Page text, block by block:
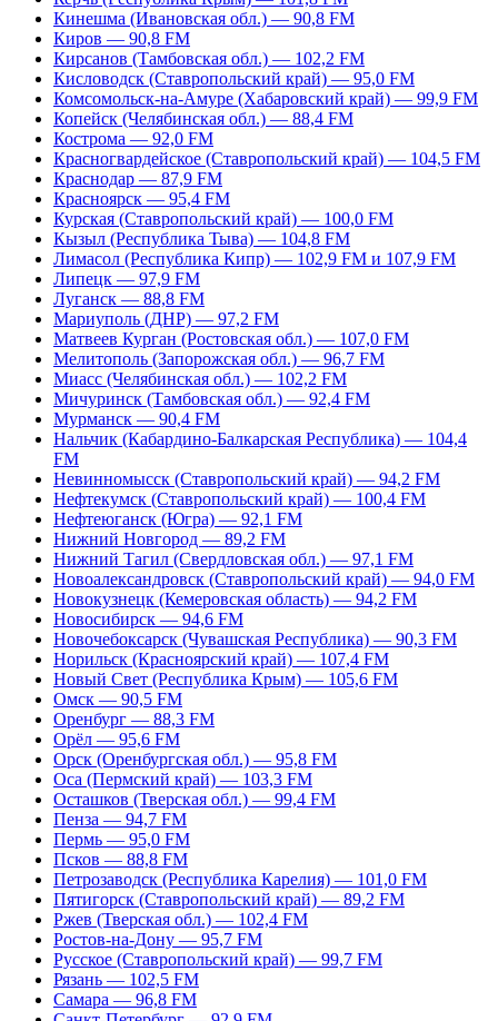
Кинешма (Ивановская обл.) — 90,8 FM
Киров — 90,8 FM
Кирсанов (Тамбовская обл.) — 102,2 FM
Кисловодск (Ставропольский край) — 95,0 FM
Комсомольск-на-Амуре (Хабаровский край) — 99,9 FM
Копейск (Челябинская обл.) — 88,4 FM
Кострома — 92,0 FM
Красногвардейское (Ставропольский край) — 104,5 FM
Краснодар — 87,9 FM
Красноярск — 95,4 FM
Курская (Ставропольский край) — 100,0 FM
Кызыл (Республика Тыва) — 104,8 FM
Лимасол (Республика Кипр) — 102,9 FM и 107,9 FM
Липецк — 97,9 FM
Луганск — 88,8 FM
Мариуполь (ДНР) — 97,2 FM
Матвеев Курган (Ростовская обл.) — 107,0 FM
Мелитополь (Запорожская обл.) — 96,7 FM
Миасс (Челябинская обл.) — 102,2 FM
Мичуринск (Тамбовская обл.) — 92,4 FM
Мурманск — 90,4 FM
Нальчик (Кабардино-Балкарская Республика) — 104,4
FM
Невинномысск (Ставропольский край) — 94,2 FM
Нефтекумск (Ставропольский край) — 100,4 FM
Нефтеюганск (Югра) — 92,1 FM
Нижний Новгород — 89,2 FM
Нижний Тагил (Свердловская обл.) — 97,1 FM
Новоалександровск (Ставропольский край) — 94,0 FM
Новокузнецк (Кемеровская область) — 94,2 FM
Новосибирск — 94,6 FM
Новочебоксарск (Чувашская Республика) — 90,3 FM
Норильск (Красноярский край) — 107,4 FM
Новый Свет (Республика Крым) — 105,6 FM
Омск — 90,5 FM
Оренбург — 88,3 FM
Орёл — 95,6 FM
Орск (Оренбургская обл.) — 95,8 FM
Оса (Пермский край) — 103,3 FM
Осташков (Тверская обл.) — 99,4 FM
Пенза — 94,7 FM
Пермь — 95,0 FM
Псков — 88,8 FM
Петрозаводск (Республика Карелия) — 101,0 FM
Пятигорск (Ставропольский край) — 89,2 FM
Ржев (Тверская обл.) — 102,4 FM
Ростов-на-Дону — 95,7 FM
Русское (Ставропольский край) — 99,7 FM
Рязань — 102,5 FM
Самара — 96,8 FM